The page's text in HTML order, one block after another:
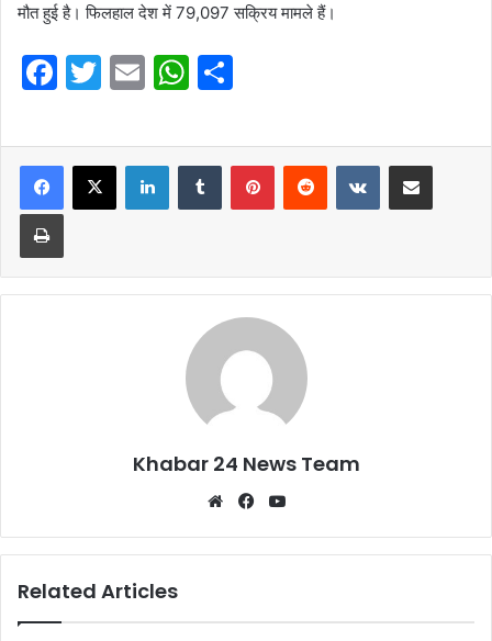
मौत हुई है। फिलहाल देश में 79,097 सक्रिय मामले हैं।
F
c
e
b
o
o
T
itt
er
E
ai
l
W
at
s
A
p
ar
e
LinkedInTumblr PinterestReddit VKontakteShare via Email
Print
Khabar 24 News Team
WebsiteFacebook
Related Articles